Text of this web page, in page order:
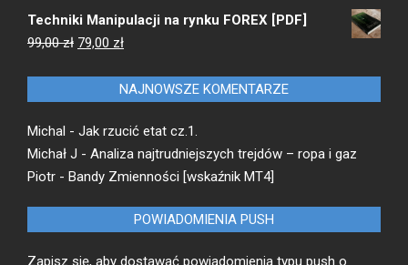
cena
wynosiła:
cena
Techniki Manipulacji na rynku FOREX [PDF]
99,00zł Pierwotna
wynosiła:
79,00 złAktualna
wynosi:
NAJNOWSZE KOMENTARZE
Michal - Jak rzucić etat cz.1.
Michał J - Analiza najtrudniejszych trejdów – ropa i gaz
Piotr - Bandy Zmienności [wskaźnik MT4]
POWIADOMIENIA PUSH
Zapisz się, aby dostawać powiadomienia typu push o